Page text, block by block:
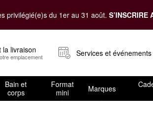
privilégié(e)s du 1er au 31 août. S’INSCRIRE
la livraison
emplacement Services et événements
Bain et
corps
Format
mini
Marques